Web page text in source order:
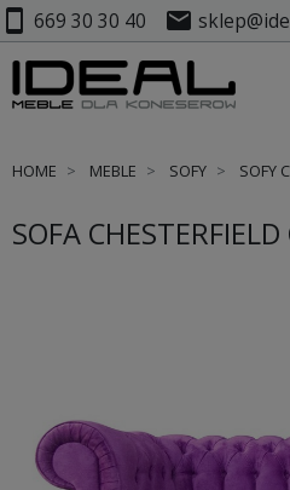
smartphone 669 30 30 40 mail
HOME MEBLE SOFY SOFY
SOFA